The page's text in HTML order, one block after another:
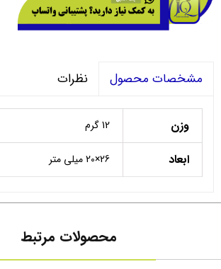
مشخصات محصول نظرات
وزن 12 گرم
ابعاد 26×20 میلی متر
محصولات مرتبط